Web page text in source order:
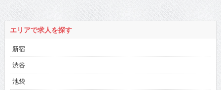
エリアで求人を探す
新宿
渋谷
池袋